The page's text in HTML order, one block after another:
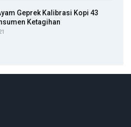
Geprek Kalibrasi Kopi 43
Ketagihan